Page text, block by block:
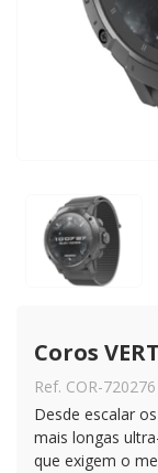
Coros
Ref. COR-720276
Desde escalar
mais longas
que exigem o